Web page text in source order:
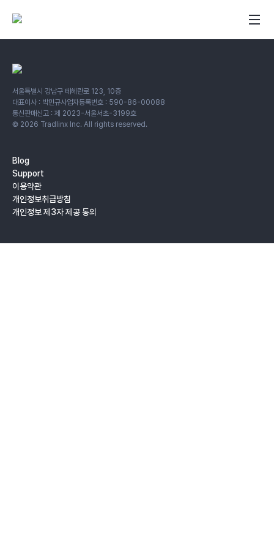
서울특별시 강남구 테헤란로 123, 10층
대표이사 : 박민규사업자등록번호 : 590-86-00088
통신판매신고 : 제 2023-서울서초-3199호
© 2026 Tradlinx Inc. All rights reserved.
Blog
Support
이용약관
개인정보취급방침
개인정보 제3자 제공 동의